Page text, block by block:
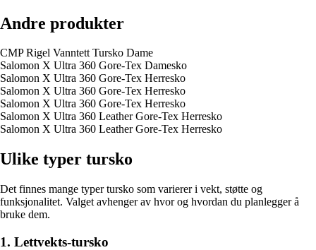
Andre produkter
CMP Rigel Vanntett Tursko Dame
Salomon X Ultra 360 Gore-Tex Damesko
Salomon X Ultra 360 Gore-Tex Herresko
Salomon X Ultra 360 Gore-Tex Herresko
Salomon X Ultra 360 Gore-Tex Herresko
Salomon X Ultra 360 Leather Gore-Tex Herresko
Salomon X Ultra 360 Leather Gore-Tex Herresko
Ulike typer tursko
Det finnes mange typer tursko som varierer i vekt, støtte og
funksjonalitet. Valget avhenger av hvor og hvordan du planlegger å
bruke dem.
1. Lettvekts-tursko